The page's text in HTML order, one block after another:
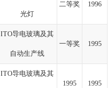
光灯
二等奖 1996
ITO导电玻璃及其
自动生产线
一等奖 1995
ITO导电玻璃及其
1995 1995